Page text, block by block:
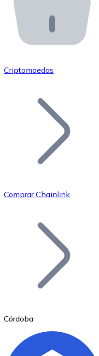
API Bitnovo
Integre nossa API no
Junte-se à nossa
Adicione o token do
Bitcoin
Criptomoedas
Comprar Chainlink
Córdoba